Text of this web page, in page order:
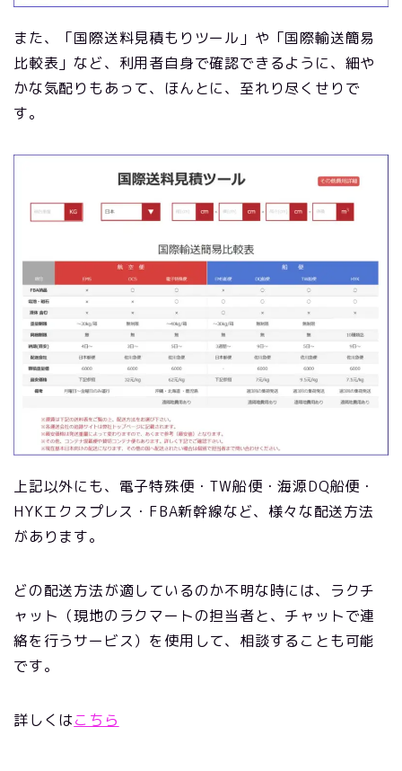
また、「国際送料見積もりツール」や「国際輸送簡易
比較表」など、利用者自身で確認できるように、細や
かな気配りもあって、ほんとに、至れり尽くせりで
す。
上記以外にも、電子特殊便・TW船便・海源DQ船便・
HYKエクスプレス・FBA新幹線など、様々な配送方法
があります。
どの配送方法が適しているのか不明な時には、ラクチ
ャット（現地のラクマートの担当者と、チャットで連
絡を行うサービス）を使用して、相談することも可能
です。
詳しくはこちら